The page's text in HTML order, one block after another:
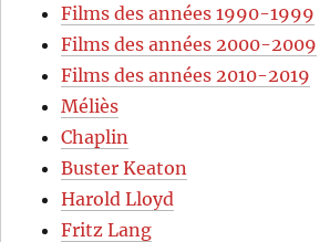
Films des années 1990-1999
Films des années 2000-2009
Films des années 2010-2019
Méliès
Chaplin
Buster Keaton
Harold Lloyd
Fritz Lang